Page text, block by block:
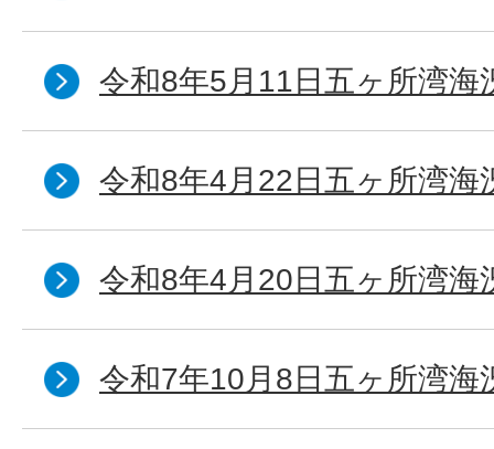
令和8年5月11日五ヶ所湾海
令和8年4月22日五ヶ所湾海
令和8年4月20日五ヶ所湾海
令和7年10月8日五ヶ所湾海